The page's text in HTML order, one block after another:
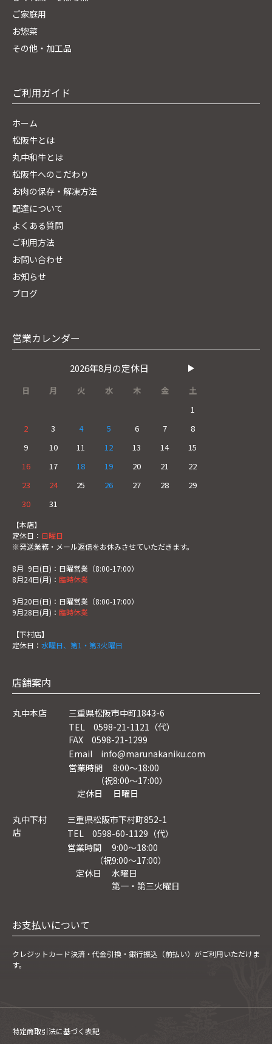
ご家庭用
お惣菜
その他・加工品
ご利用ガイド
ホーム
松阪牛とは
丸中和牛とは
松阪牛へのこだわり
お肉の保存・解凍方法
配達について
よくある質問
ご利用方法
お問い合わせ
お知らせ
ブログ
営業カレンダー
2026年8月の定休日
日 月 火 水 木 金
土
1
2
3 4 5 6 7
8
9
10 11 12 13 14
15
16
17 18 19 20 21
22
23
24 25 26 27 28
29
30
31
【本店】
定休日： 日曜日
※発送業務・メール返信をお休みさせていただきます。
8月 9日(日)：日曜営業（8:00-17:00）
8月24日(月)： 臨時休業
9月20日(日)：日曜営業（8:00-17:00）
9月28日(月)： 臨時休業
【下村店】
定休日： 水曜日、第1・第3火曜日
店舗案内
丸中本店
三重県松阪市中町1843-6
TEL 0598-21-1121（代）
FAX 0598-21-1299
Email info@marunakaniku.com
営業時間 8:00～18:00
（祝8:00〜17:00）
定休日 日曜日
丸中下村
店
三重県松阪市下村町852-1
TEL 0598-60-1129（代）
営業時間 9:00～18:00
（祝9:00〜17:00）
定休日 水曜日
第一・第三火曜日
お支払いについて
クレジットカード決済・ 代金引換・銀行振込（前払い）がご利用いただけま
す。
特定商取引法に基づく表記